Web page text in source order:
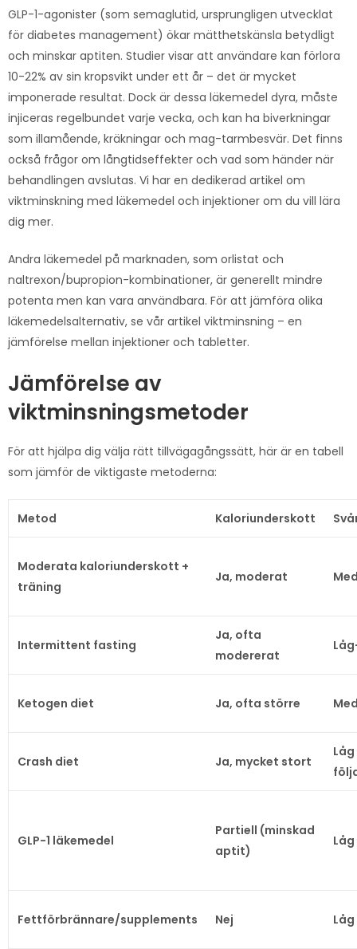
GLP-1-agonister (som semaglutid, ursprungligen utvecklat
för diabetes management) ökar mätthetskänsla betydligt
och minskar aptiten. Studier visar att användare kan förlora
10-22% av sin kropsvikt under ett år – det är mycket
imponerade resultat. Dock är dessa läkemedel dyra, måste
injiceras regelbundet varje vecka, och kan ha biverkningar
som illamående, kräkningar och mag-tarmbesvär. Det finns
också frågor om långtidseffekter och vad som händer när
behandlingen avslutas. Vi har en dedikerad artikel om
viktminskning med läkemedel och injektioner om du vill lära
dig mer.
Andra läkemedel på marknaden, som orlistat och
naltrexon/bupropion-kombinationer, är generellt mindre
potenta men kan vara användbara. För att jämföra olika
läkemedelsalternativ, se vår artikel viktminsning – en
jämförelse mellan injektioner och tabletter.
Jämförelse av
viktminsningsmetoder
För att hjälpa dig välja rätt tillvägagångssätt, här är en tabell
som jämför de viktigaste metoderna:
Metod Kaloriunderskott
Moderata kaloriunderskott +
träning
Ja, moderat
Intermittent fasting
Ja, ofta
modererat
Ketogen diet Ja, ofta större
Crash diet Ja, mycket stort
GLP-1 läkemedel
Partiell (minskad
aptit)
Låg
Fettförbrännare/supplements Nej Låg